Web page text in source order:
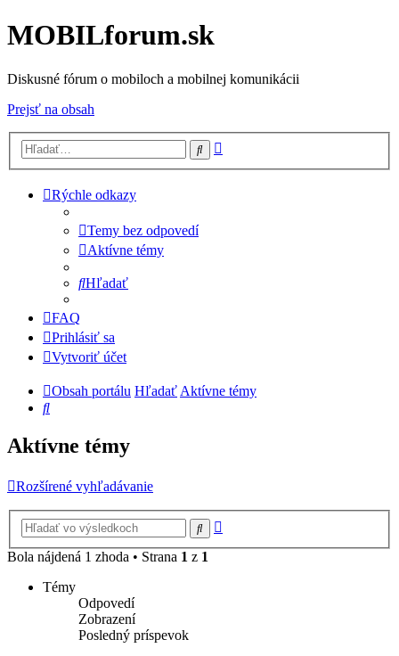
MOBILforum.sk
Diskusné fórum o mobiloch a mobilnej komunikácii
Prejsť na obsah
Hľadať
Rýchle odkazy
Temy bez odpovedí
Aktívne témy
Hľadať
FAQ
Prihlásiť sa
Vytvoriť účet
Obsah portálu HľadaťAktívne témy
Hľadať
Aktívne témy
Rozšírené vyhľadávanie
Hľadať
Bola nájdená 1 zhoda • Strana 1 z 1
Témy
Odpovedí
Zobrazení
Posledný príspevok